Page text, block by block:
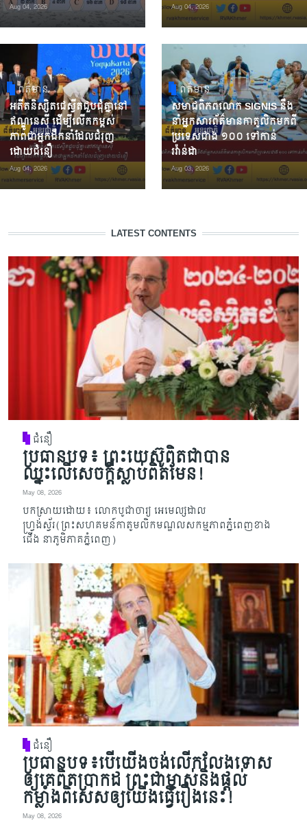
Aug 04, 2026 Aug 04, 2026
ពត៌មាន
អតីតនិស្សិតជេស្វីតជួបជុំគ្នានៅ
ឥណ្ឌូនេស៊ី ដើម្បីលើកកម្ពស់
ភាពជាអ្នកដឹកនាំដែលជំរុញ
ដោយជំនឿ
Aug 04, 2026
ពត៌មាន
សមាជពិភពលោក SIGNIS នឹង
នាំអ្នកសារព័ត៌មានកាតូលិកមកពី
ប្រទេសជាង ១០០ ទៅកាន់
រវ៉ាន់ដា
Aug 03, 2026
LATEST CONTENTS
ជំនឿ
ប្រធានបទ៖ ព្រះយេស៊ូពិតជាបាន
ឈ្នះលើសេចក្តីស្លាប់ពិតមែន!
May 08, 2026
បកស្រាយដោយ៖ លោកបូជាចារ្យ អេមេល្សដាល
ហ្វ្រង់ស្វ័រ(ព្រះសហគមន៍កាតូមលិកមណ្ឌលសកម្មភាពភ្នំពេញខាង
ជើង នាភូមិភាគភ្នំពេញ)
ជំនឿ
ប្រធានបទ៖បើយើងចង់លើកលែងទោស
ឲ្យគេពិតប្រាកដ ព្រះជាម្ចាស់និងផ្តល់
កម្លាំងពិសេសឲ្យយើងធ្វើរឿងនេះ!
May 08, 2026